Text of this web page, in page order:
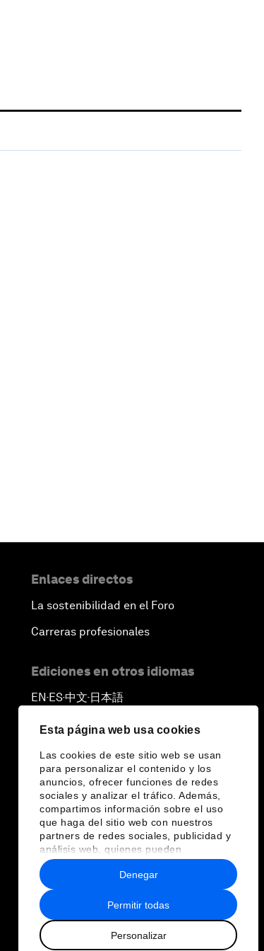
Esta página web usa cookies
Las cookies de este sitio web se usan
para personalizar el contenido y los
anuncios, ofrecer funciones de redes
sociales y analizar el tráfico. Además,
compartimos información sobre el uso
que haga del sitio web con nuestros
partners de redes sociales, publicidad y
análisis web, quienes pueden
combinarla con otra información que les
haya proporcionado o que hayan
recopilado a partir del uso que haya
hecho de sus servicios.
Permitir todas
Personalizar
Denegar
Enlaces directos
La sostenibilidad en el Foro
Carreras profesionales
Ediciones en otros idiomas
EN ▪ ES▪中文▪ 日本語